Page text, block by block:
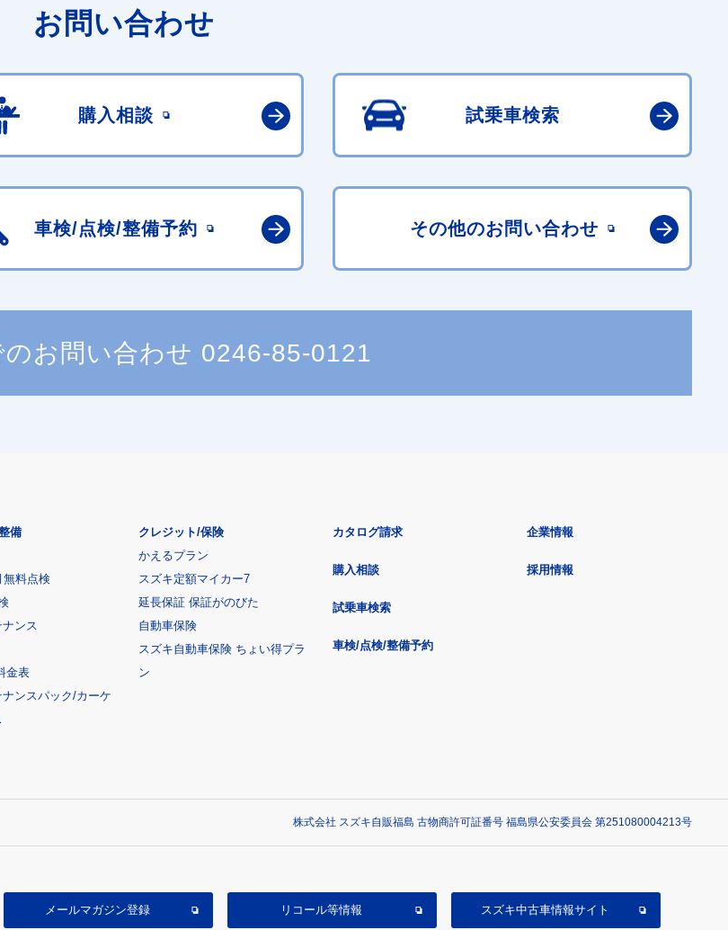
お問い合わせ
購入相談 試乗車検索
車検/点検/整備予約 その他のお問い合わせ
のお問い合わせ 0246-85-0121
備
無料点検
ンス
金表
ンスパック/カーケ
クレジット/保険
かえるプラン
スズキ定額マイカー7
延長保証 保証がのびた
自動車保険
スズキ自動車保険 ちょい得プラ
ン
カタログ請求
購入相談
試乗車検索
車検/点検/整備予約
企業情報
採用情報
株式会社 スズキ自販福島 古物商許可証番号 福島県公安委員会 第251080004213号
メールマガジン登録 リコール等情報 スズキ中古車情報サイト